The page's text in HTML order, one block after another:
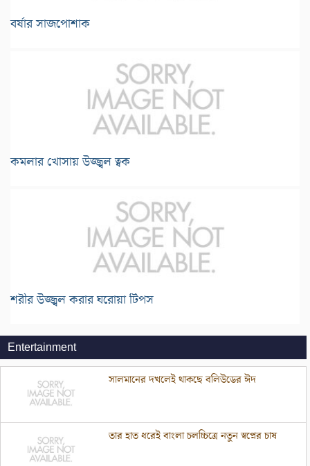
বর্ষার সাজপোশাক
কমলার খোসায় উজ্জ্বল ত্বক
শরীর উজ্জ্বল করার ঘরোয়া টিপস
Entertainment
সালমানের দখলেই থাকছে বলিউডের ঈদ
তার হাত ধরেই বাংলা চলচ্চিত্রে নতুন স্বপ্নের চাষ